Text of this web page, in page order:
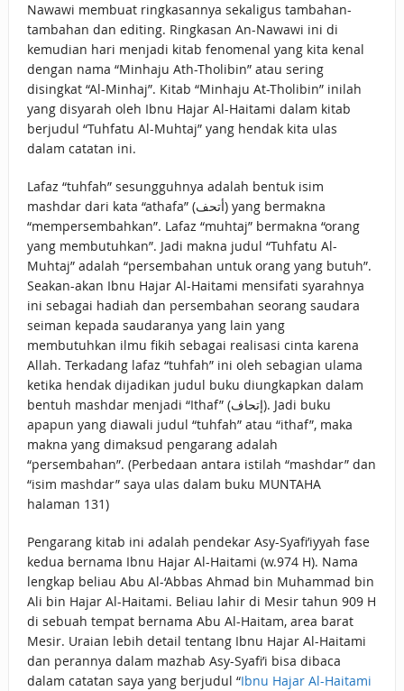
Nawawi membuat ringkasannya sekaligus tambahan-
tambahan dan editing. Ringkasan An-Nawawi ini di
kemudian hari menjadi kitab fenomenal yang kita kenal
dengan nama “Minhaju Ath-Tholibin” atau sering
disingkat “Al-Minhaj”. Kitab “Minhaju At-Tholibin” inilah
yang disyarah oleh Ibnu Hajar Al-Haitami dalam kitab
berjudul “Tuhfatu Al-Muhtaj” yang hendak kita ulas
dalam catatan ini.
Lafaz “tuhfah” sesungguhnya adalah bentuk isim
mashdar dari kata “athafa” (أتحف) yang bermakna
“mempersembahkan”. Lafaz “muhtaj” bermakna “orang
yang membutuhkan”. Jadi makna judul “Tuhfatu Al-
Muhtaj” adalah “persembahan untuk orang yang butuh”.
Seakan-akan Ibnu Hajar Al-Haitami mensifati syarahnya
ini sebagai hadiah dan persembahan seorang saudara
seiman kepada saudaranya yang lain yang
membutuhkan ilmu fikih sebagai realisasi cinta karena
Allah. Terkadang lafaz “tuhfah” ini oleh sebagian ulama
ketika hendak dijadikan judul buku diungkapkan dalam
bentuh mashdar menjadi “Ithaf” (إتحاف). Jadi buku
apapun yang diawali judul “tuhfah” atau “ithaf”, maka
makna yang dimaksud pengarang adalah
“persembahan”. (Perbedaan antara istilah “mashdar” dan
“isim mashdar” saya ulas dalam buku MUNTAHA
halaman 131)
Pengarang kitab ini adalah pendekar Asy-Syafi’iyyah fase
kedua bernama Ibnu Hajar Al-Haitami (w.974 H). Nama
lengkap beliau Abu Al-‘Abbas Ahmad bin Muhammad bin
Ali bin Hajar Al-Haitami. Beliau lahir di Mesir tahun 909 H
di sebuah tempat bernama Abu Al-Haitam, area barat
Mesir. Uraian lebih detail tentang Ibnu Hajar Al-Haitami
dan perannya dalam mazhab Asy-Syafi’i bisa dibaca
dalam catatan saya yang berjudul “Ibnu Hajar Al-Haitami